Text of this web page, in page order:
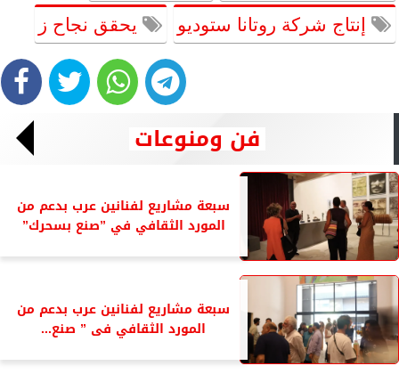
إنتاج شركة روتانا ستوديو يحقق نجاح ز
فن ومنوعات
سبعة مشاريع لفنانين عرب بدعم من
المورد الثقافي في ”صنع بسحرك”
سبعة مشاريع لفنانين عرب بدعم من
المورد الثقافي فى ” صنع...